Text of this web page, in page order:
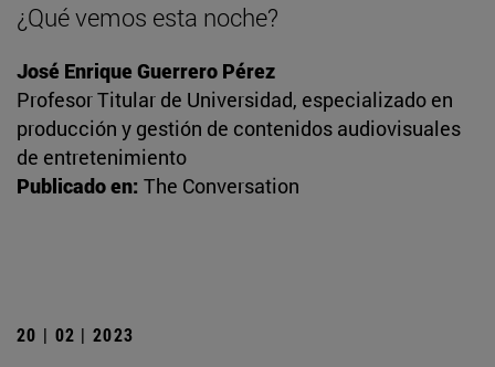
¿Qué vemos esta noche?
José Enrique Guerrero Pérez
Profesor Titular de Universidad, especializado en
producción y gestión de contenidos audiovisuales
de entretenimiento
Publicado en: The Conversation
20 | 02 | 2023